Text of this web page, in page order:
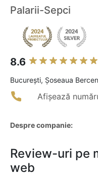
Palarii-Sepci
8.6
Bucureşti, Șoseaua
Afișează
Despre companie:
Review-uri pe
web